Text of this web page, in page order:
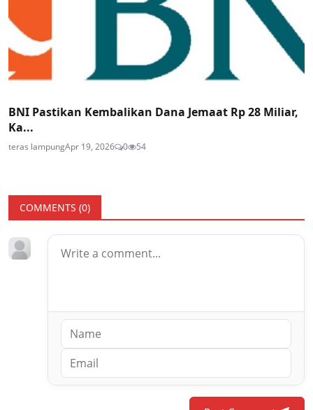
BNI Pastikan Kembalikan Dana Jemaat Rp 28 Miliar,
Ka...
teras lampungApr 19, 2026 0 54
COMMENTS (0)